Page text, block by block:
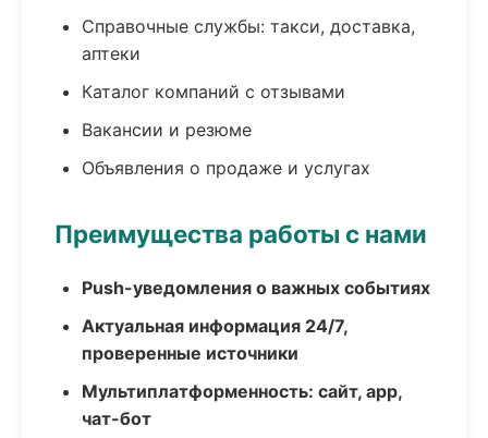
Справочные службы: такси, доставка,
аптеки
Каталог компаний с отзывами
Вакансии и резюме
Объявления о продаже и услугах
Преимущества работы с нами
Push-уведомления о важных событиях
Актуальная информация 24/7,
проверенные источники
Мультиплатформенность: сайт, app,
чат-бот